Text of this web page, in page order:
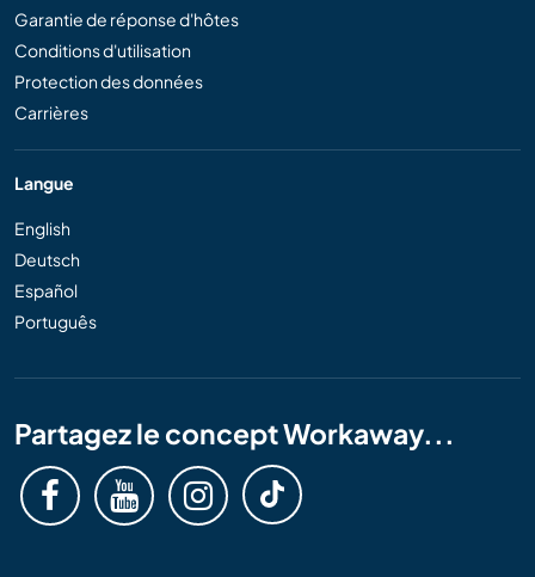
Garantie de réponse d'hôtes
Conditions d'utilisation
Protection des données
Carrières
Langue
English
Deutsch
Español
Português
Partagez le concept Workaway...